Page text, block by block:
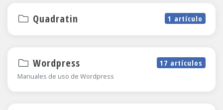
1 artículo
Quadratin
17 artículos
Wordpress
Manuales de uso de Wordpress